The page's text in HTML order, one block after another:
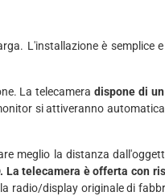
L'installazione è semplice
La telecameradispone di
si attiveranno
meglio la distanza
telecamera è offerta con
radio/display originale di